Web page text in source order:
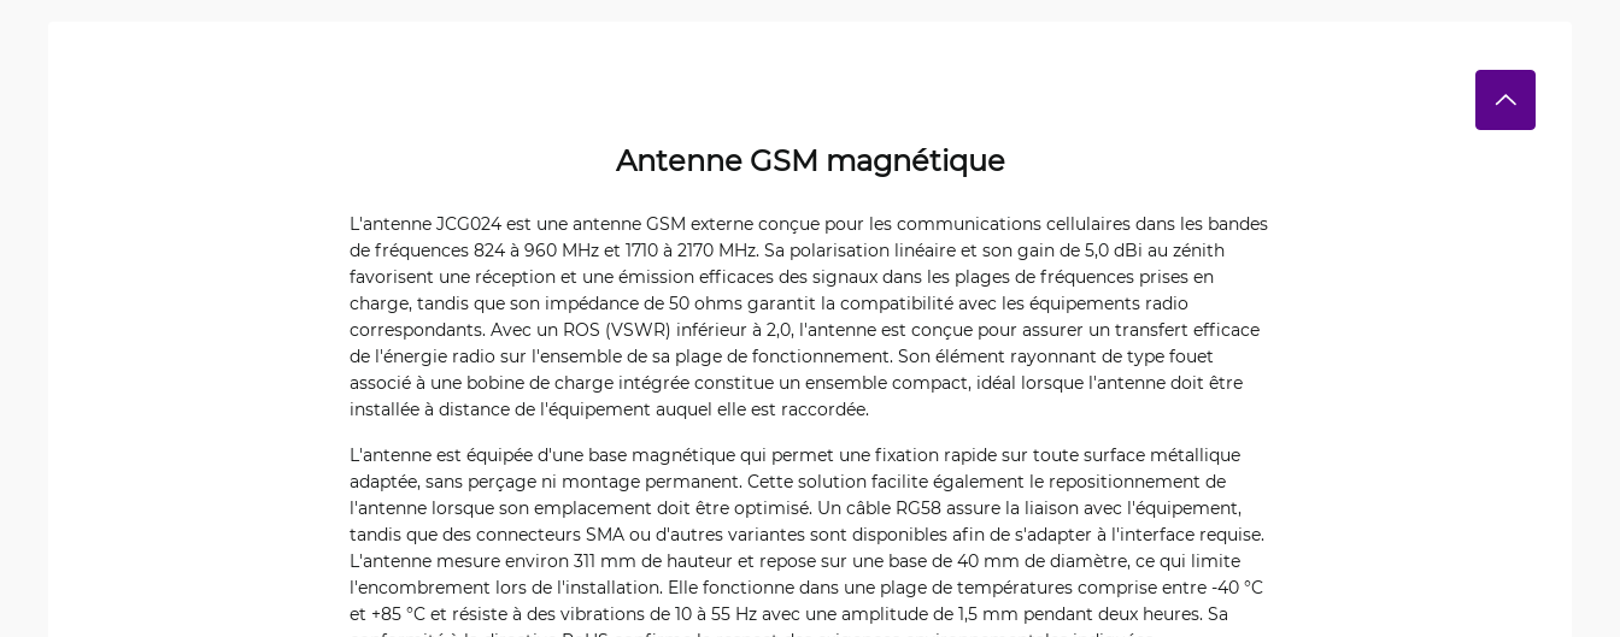
Antenne GSM magnétique
L'antenne JCG024 est une antenne GSM externe conçue pour les communications cellulaires dans les bandes
de fréquences 824 à 960 MHz et 1710 à 2170 MHz. Sa polarisation linéaire et son gain de 5,0 dBi au zénith
favorisent une réception et une émission efficaces des signaux dans les plages de fréquences prises en
charge, tandis que son impédance de 50 ohms garantit la compatibilité avec les équipements radio
correspondants. Avec un ROS (VSWR) inférieur à 2,0, l'antenne est conçue pour assurer un transfert efficace
de l'énergie radio sur l'ensemble de sa plage de fonctionnement. Son élément rayonnant de type fouet
associé à une bobine de charge intégrée constitue un ensemble compact, idéal lorsque l'antenne doit être
installée à distance de l'équipement auquel elle est raccordée.
L'antenne est équipée d'une base magnétique qui permet une fixation rapide sur toute surface métallique
adaptée, sans perçage ni montage permanent. Cette solution facilite également le repositionnement de
l'antenne lorsque son emplacement doit être optimisé. Un câble RG58 assure la liaison avec l'équipement,
tandis que des connecteurs SMA ou d'autres variantes sont disponibles afin de s'adapter à l'interface requise.
L'antenne mesure environ 311 mm de hauteur et repose sur une base de 40 mm de diamètre, ce qui limite
l'encombrement lors de l'installation. Elle fonctionne dans une plage de températures comprise entre -40 °C
et +85 °C et résiste à des vibrations de 10 à 55 Hz avec une amplitude de 1,5 mm pendant deux heures. Sa